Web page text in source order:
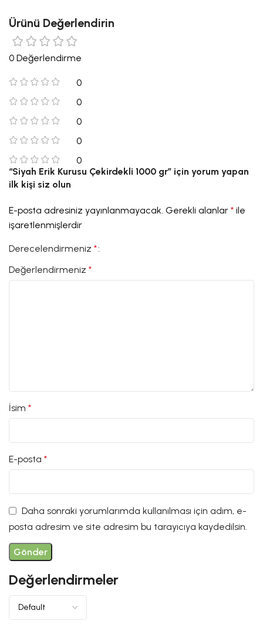
Ürünü Değerlendirin
0 Değerlendirme
0
0
0
0
0
Değerlendirmeler
“Siyah Erik Kurusu Çekirdekli 1000 gr” için yorum yapan
ilk kişi siz olun
E-posta adresiniz yayınlanmayacak. Gerekli alanlar* ile
işaretlenmişlerdir
Derecelendirmeniz*
Değerlendirmeniz*
İsim*
E-posta*
Daha sonraki yorumlarımda kullanılması için adım, e-
posta adresim ve site adresim bu tarayıcıya kaydedilsin.